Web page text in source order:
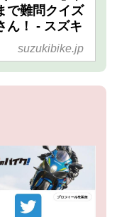
で難問クイズ
ん！ - スズキ
suzukibike.jp